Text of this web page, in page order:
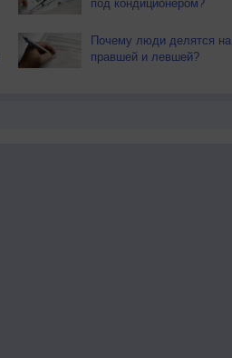
под кондиционером?
Почему люди делятся на
правшей и левшей?